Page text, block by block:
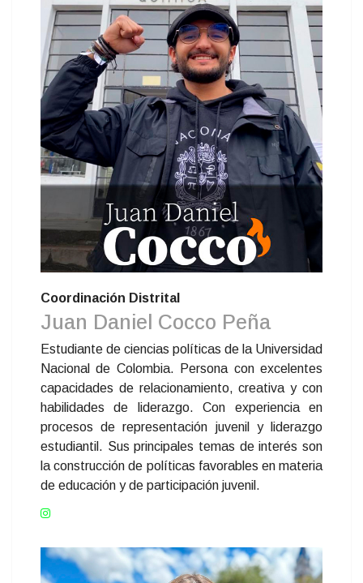
Coordinación Distrital
Juan Daniel Cocco Peña
Estudiante de ciencias políticas de la Universidad
Nacional de Colombia. Persona con excelentes
capacidades de relacionamiento, creativa y con
habilidades de liderazgo. Con experiencia en
procesos de representación juvenil y liderazgo
estudiantil. Sus principales temas de interés son
la construcción de políticas favorables en materia
de educación y de participación juvenil.